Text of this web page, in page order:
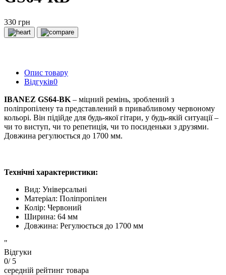
330 грн
Опис товару
Відгуків0
IBANEZ GS64-BK – міцний ремінь, зроблений з
поліпропілену та представлений в привабливому червоному
кольорі. Він підійде для будь-якої гітари, у будь-якій ситуації –
чи то виступ, чи то репетиція, чи то посиденьки з друзями.
Довжина регулюється до 1700 мм.
Технічні характеристики:
Вид: Універсальні
Матеріал: Поліпропілен
Колір: Червоний
Ширина: 64 мм
Довжина: Регулюється до 1700 мм
"
Відгуки
0/ 5
середній рейтинг товара